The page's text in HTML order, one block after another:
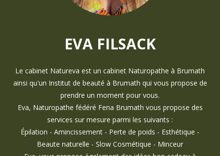
EVA FILSACK
Le cabinet Natureva est un cabinet Naturopathe à Brumath
ainsi qu'un Institut de beauté à Brumath qui vous propose de
prendre un moment pour vous.
Eva, Naturopathe fédéré Fena Brumath vous propose des
services sur mesure parmi les suivants :
Épilation - Amincissement - Perte de poids - Esthétique -
Beaute naturelle - Slow Cosmétique - Minceur